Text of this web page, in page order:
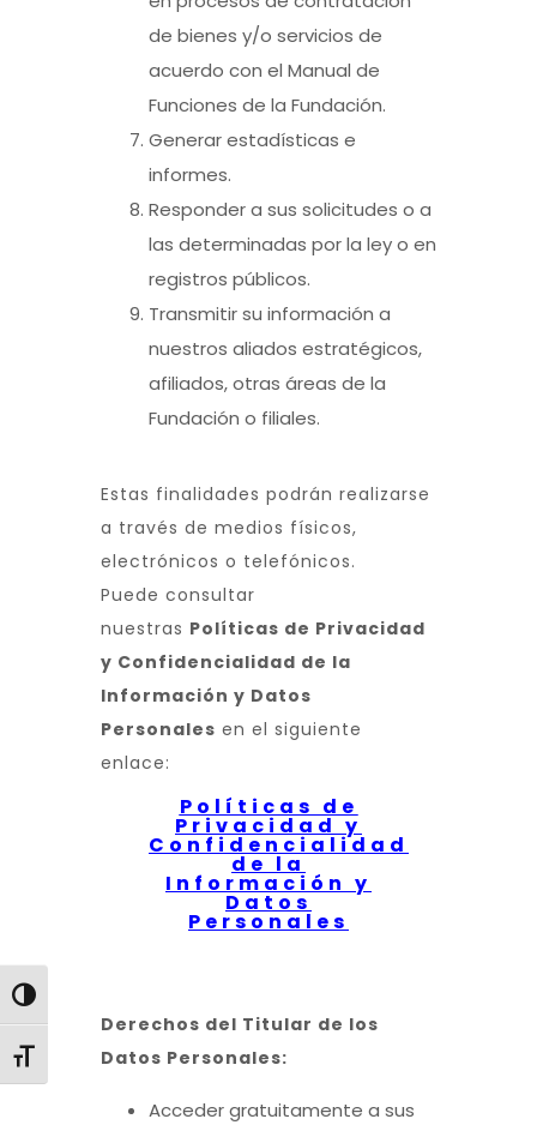
Toggle High Contrast
Toggle Font size
de bienes y/o servicios de
acuerdo con el Manual de
Funciones de la Fundación.
Generar estadísticas e
informes.
Responder a sus solicitudes o a
las determinadas por la ley o en
registros públicos.
Transmitir su información a
nuestros aliados estratégicos,
afiliados, otras áreas de la
Fundación o filiales.
Estas finalidades podrán realizarse
a través de medios físicos,
electrónicos o telefónicos.
Puede consultar
nuestras Políticas de Privacidad
y Confidencialidad de la
Información y Datos
Personales en el siguiente
enlace:
Políticas de
Privacidad y
Confidencialidad
de la
Información y
Datos
Personales
Derechos del Titular de los
Datos Personales:
Acceder gratuitamente a sus